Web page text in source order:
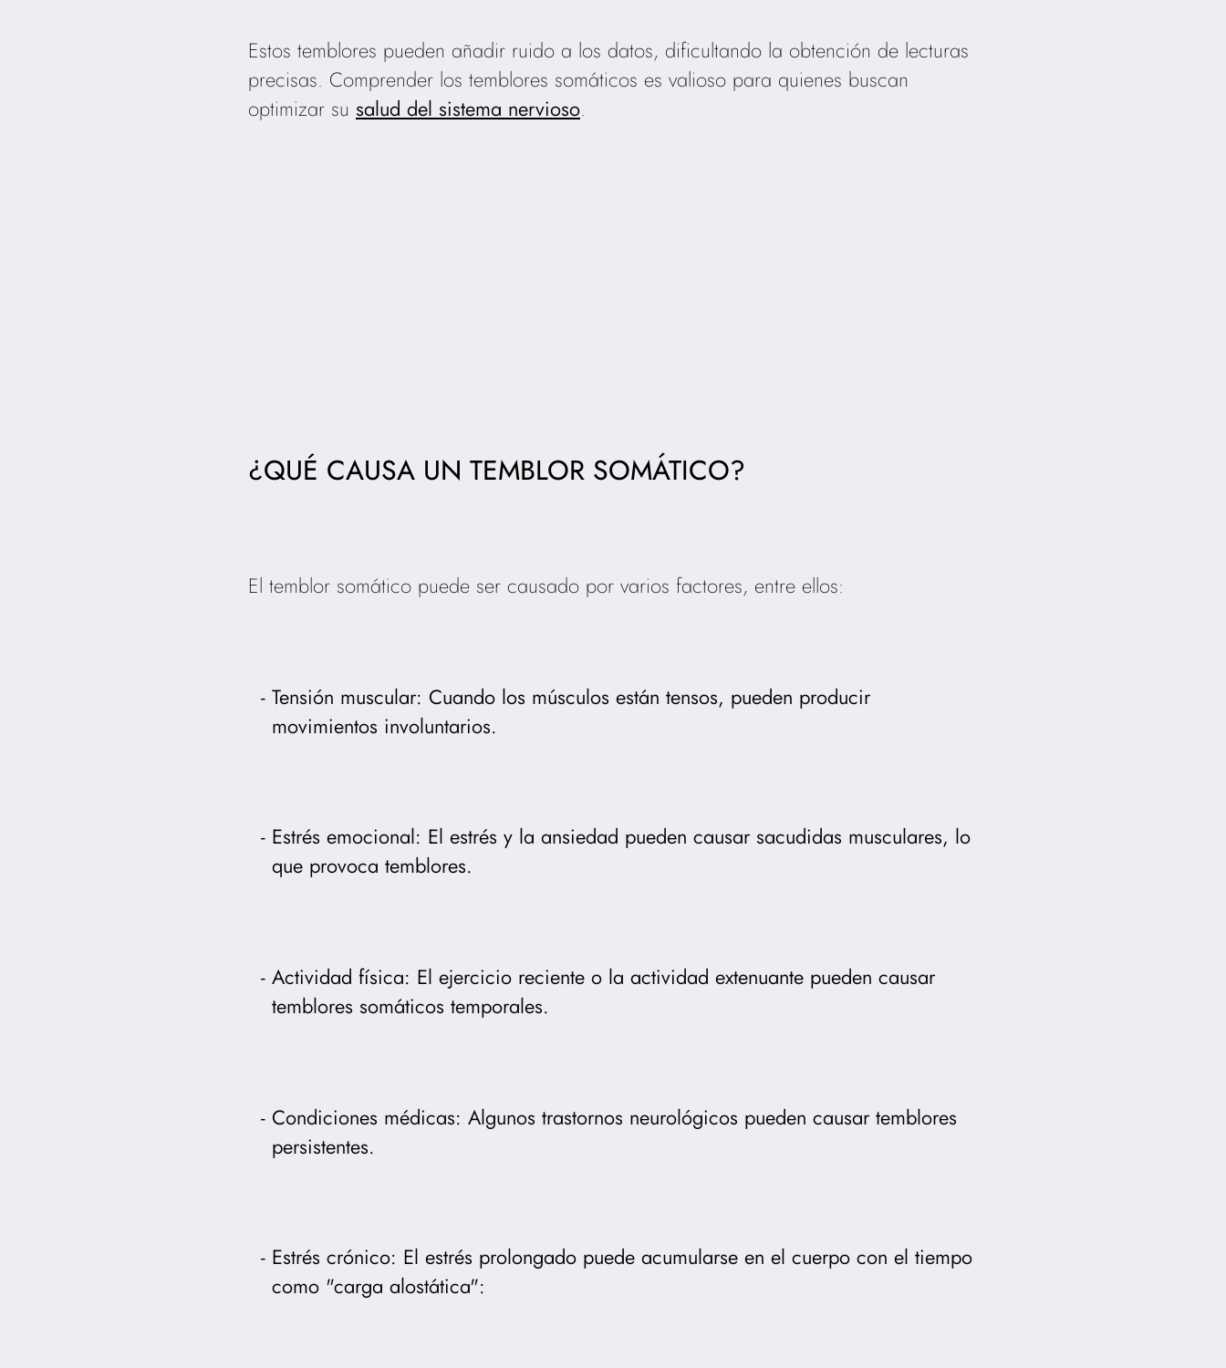
Estos temblores pueden añadir ruido a los datos, dificultando la obtención de lecturas
precisas. Comprender los temblores somáticos es valioso para quienes buscan
optimizar su salud del sistema nervioso.
¿QUÉ CAUSA UN TEMBLOR SOMÁTICO?
El temblor somático puede ser causado por varios factores, entre ellos:
Tensión muscular: Cuando los músculos están tensos, pueden producir
movimientos involuntarios.
Estrés emocional: El estrés y la ansiedad pueden causar sacudidas musculares, lo
que provoca temblores.
Actividad física: El ejercicio reciente o la actividad extenuante pueden causar
temblores somáticos temporales.
Condiciones médicas: Algunos trastornos neurológicos pueden causar temblores
persistentes.
Estrés crónico: El estrés prolongado puede acumularse en el cuerpo con el tiempo
como "carga alostática":